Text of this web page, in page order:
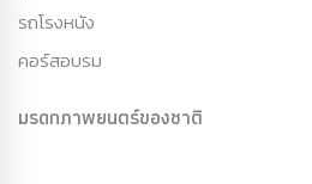
รถโรงหนัง
คอร์สอบรม
มรดกภาพยนตร์ของชาติ